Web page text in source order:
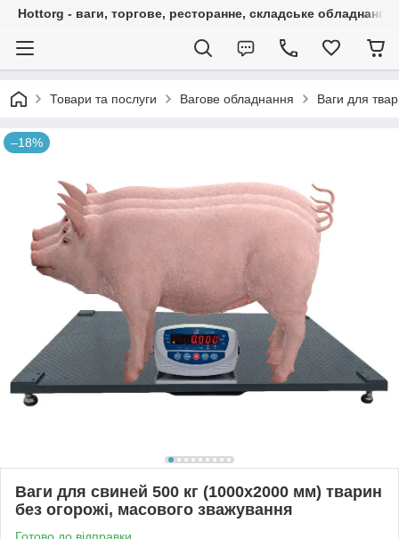
Hottorg - ваги, торгове, ресторанне, складське обладнання
Товари та послуги Вагове обладнання Ваги для
–18%
Ваги для свиней 500 кг (1000х2000 мм) тварин
без огорожі, масового зважування
Готово до відправки